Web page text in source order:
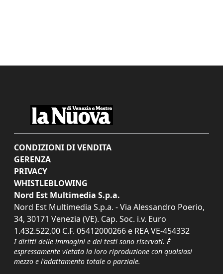
CONDIZIONI DI VENDITA
GERENZA
PRIVACY
WHISTLEBLOWING
Nord Est Multimedia S.p.a.
Nord Est Multimedia S.p.a. - Via Alessandro Poerio,
34, 30171 Venezia (VE). Cap. Soc. i.v. Euro
1.432.522,00 C.F. 05412000266 e REA VE-454332
I diritti delle immagini e dei testi sono riservati. È
espressamente vietata la loro riproduzione con qualsiasi
mezzo e l'adattamento totale o parziale.